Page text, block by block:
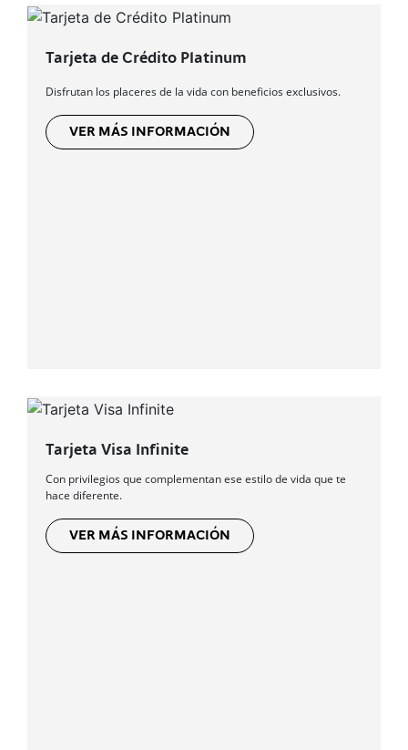
Tarjeta de Crédito Platinum
Disfrutan los placeres de la vida con beneficios exclusivos.
VER MÁS INFORMACIÓN
Tarjeta Visa Infinite
Con privilegios que complementan ese estilo de vida que te
hace diferente.
VER MÁS INFORMACIÓN